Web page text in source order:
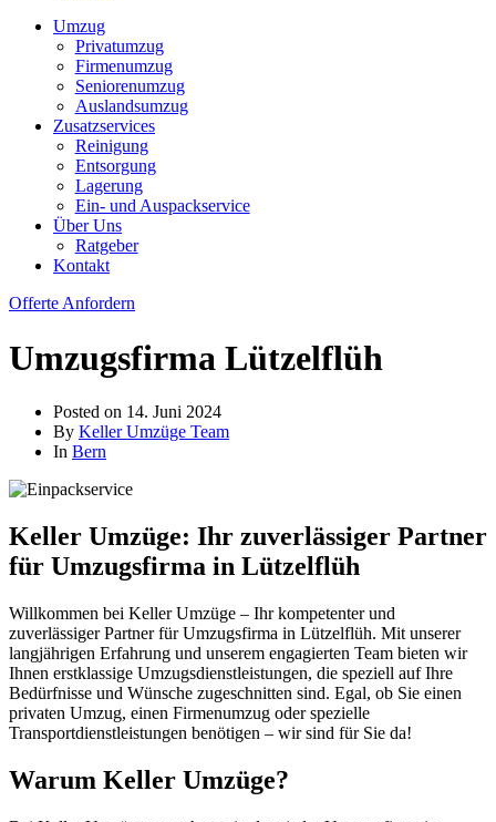
Umzug
Privatumzug
Firmenumzug
Seniorenumzug
Auslandsumzug
Zusatzservices
Reinigung
Entsorgung
Lagerung
Ein- und Auspackservice
Über Uns
Ratgeber
Kontakt
Offerte Anfordern
Umzugsfirma Lützelflüh
Posted on 14. Juni 2024
By Keller Umzüge Team
In Bern
Keller Umzüge: Ihr zuverlässiger Partner
für Umzugsfirma in Lützelflüh
Willkommen bei Keller Umzüge – Ihr kompetenter und
zuverlässiger Partner für Umzugsfirma in Lützelflüh. Mit unserer
langjährigen Erfahrung und unserem engagierten Team bieten wir
Ihnen erstklassige Umzugsdienstleistungen, die speziell auf Ihre
Bedürfnisse und Wünsche zugeschnitten sind. Egal, ob Sie einen
privaten Umzug, einen Firmenumzug oder spezielle
Transportdienstleistungen benötigen – wir sind für Sie da!
Warum Keller Umzüge?